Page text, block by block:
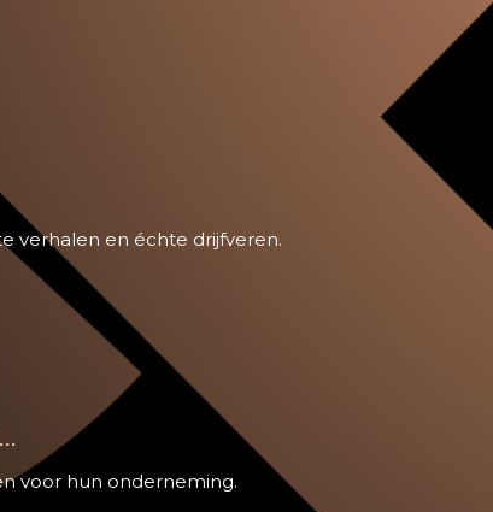
verhalen en échte drijfveren.
voor hun onderneming.